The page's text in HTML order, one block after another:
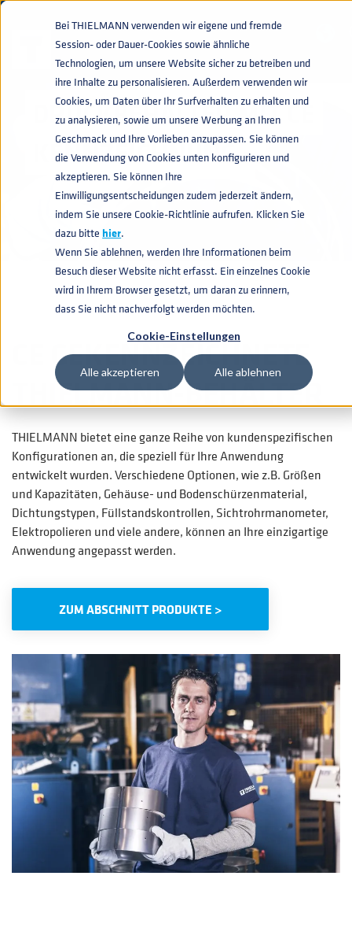
Bei THIELMANN verwenden wir eigene und fremde
Session- oder Dauer-Cookies sowie ähnliche
Technologien, um unsere Website sicher zu betreiben und
ihre Inhalte zu personalisieren. Außerdem verwenden wir
Cookies, um Daten über Ihr Surfverhalten zu erhalten und
zu analysieren, sowie um unsere Werbung an Ihren
Geschmack und Ihre Vorlieben anzupassen. Sie können
die Verwendung von Cookies unten konfigurieren und
akzeptieren. Sie können Ihre
Einwilligungsentscheidungen zudem jederzeit ändern,
indem Sie unsere Cookie-Richtlinie aufrufen. Klicken Sie
dazu bittehier.
Wenn Sie ablehnen, werden Ihre Informationen beim
Besuch dieser Website nicht erfasst. Ein einzelnes Cookie
wird in Ihrem Browser gesetzt, um daran zu erinnern,
dass Sie nicht nachverfolgt werden möchten.
Cookie-Einstellungen
Alle akzeptieren Alle ablehnen
DRUCKBEHÄLTER MIT CE
KENNZEICHNUNG
INDUSTRIE CONTAINERnavigate_next DRUCKBEHÄLTERnavigate_nextCE
CE GEKENNZEICHNETE
THIELMANN-BEHÄLTER
THIELMANN bietet eine ganze Reihe von kundenspezifischen
Konfigurationen an, die speziell für Ihre Anwendung
entwickelt wurden. Verschiedene Optionen, wie z.B. Größen
und Kapazitäten, Gehäuse- und Bodenschürzenmaterial,
Dichtungstypen, Füllstandskontrollen, Sichtrohrmanometer,
Elektropolieren und viele andere, können an Ihre einzigartige
Anwendung angepasst werden.
ZUM ABSCHNITT PRODUKTE >